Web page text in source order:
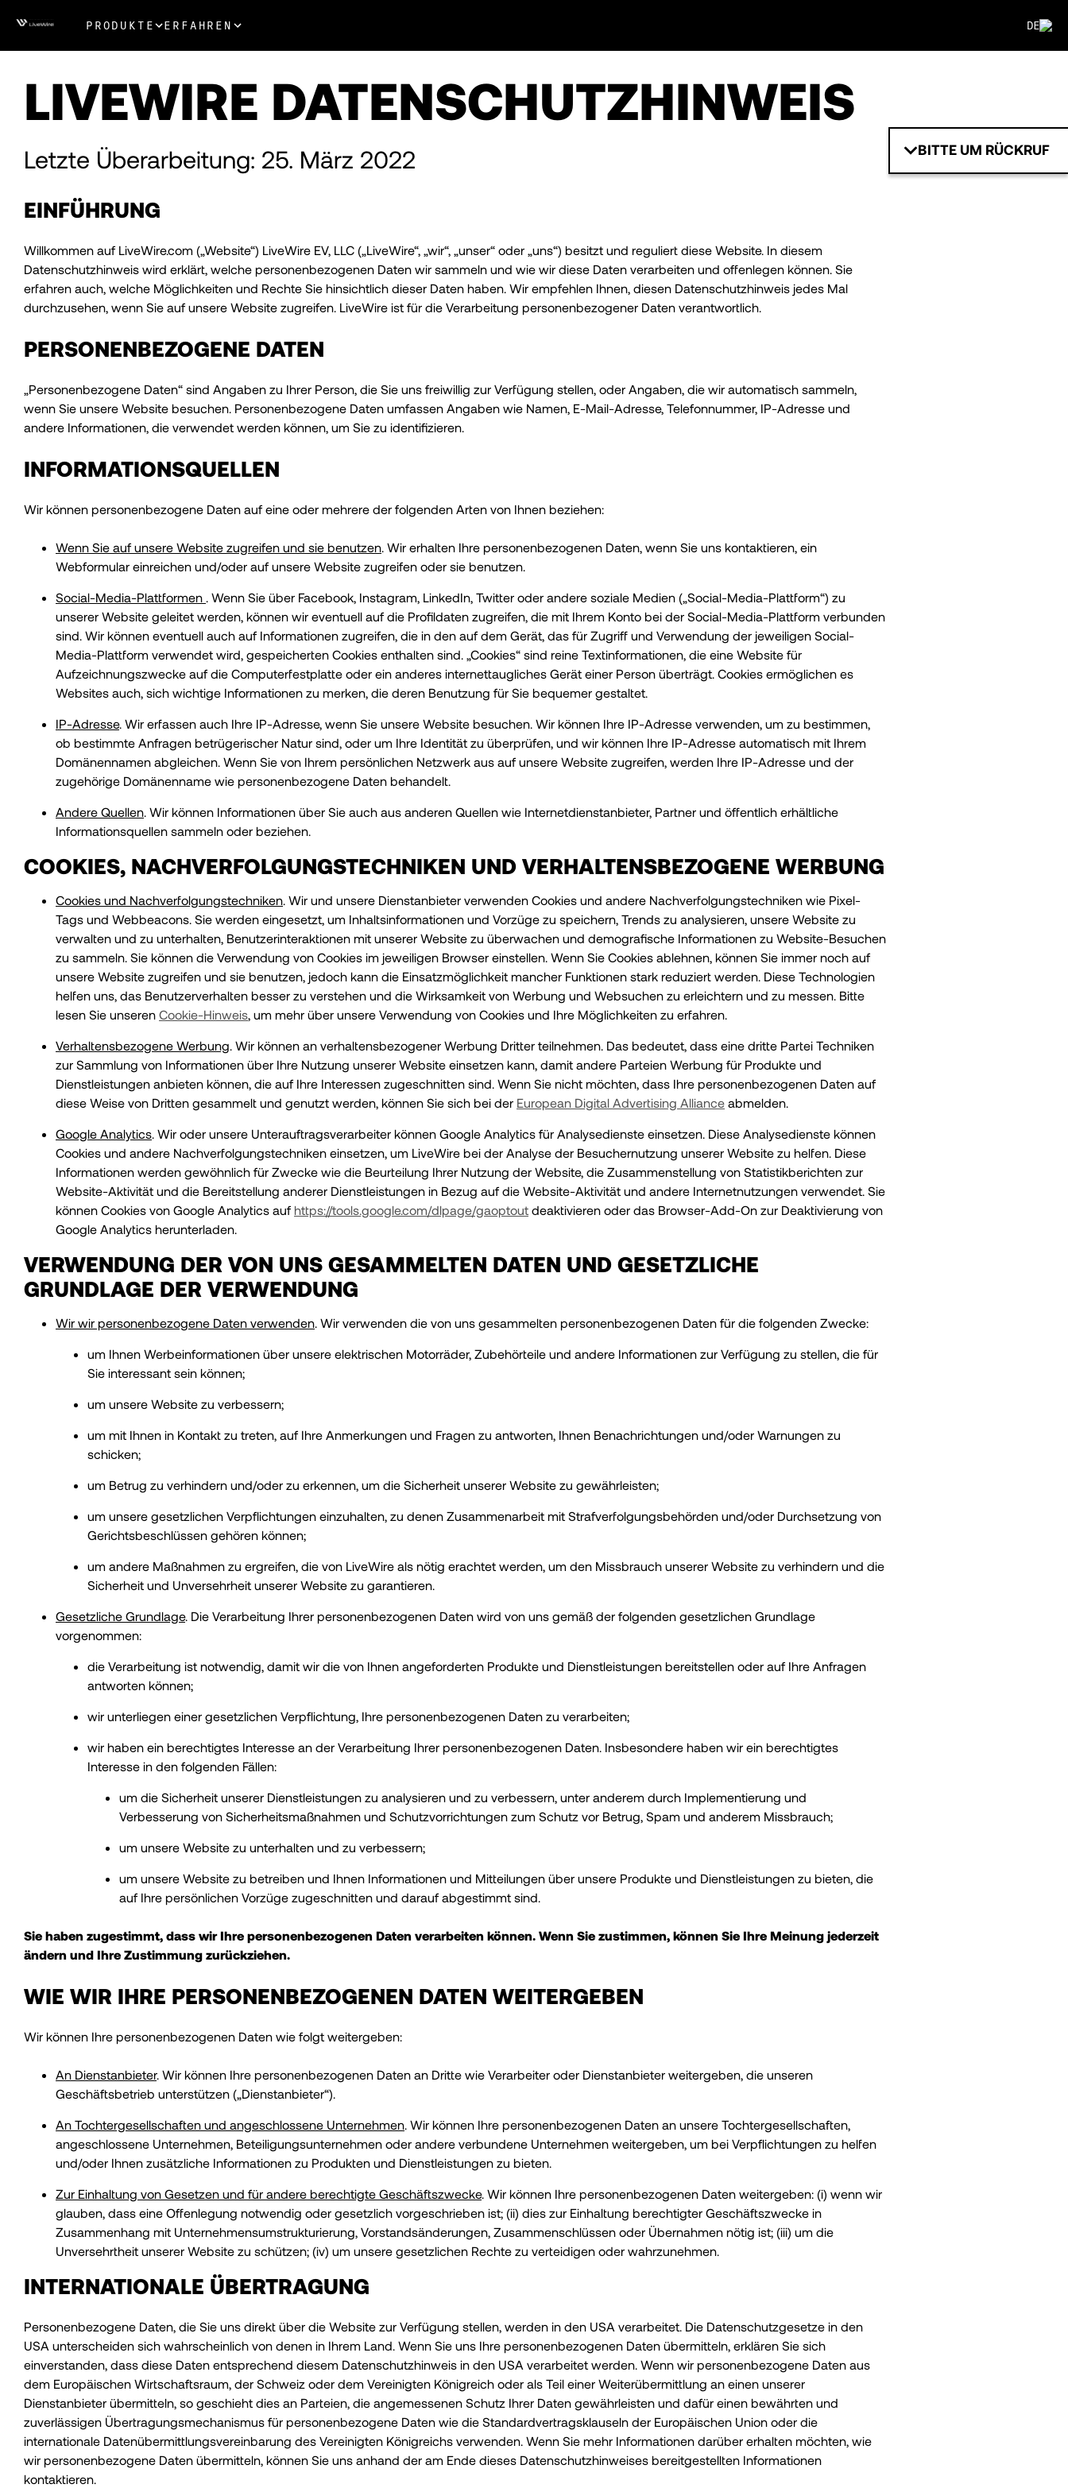
PRODUKTE ERFAHREN DE
BITTE UM RÜCKRUF
LIVEWIRE DATENSCHUTZHINWEIS
Letzte Überarbeitung: 25. März 2022
EINFÜHRUNG
Willkommen auf LiveWire.com („Website“) LiveWire EV, LLC („LiveWire“, „wir“, „unser“ oder „uns“) besitzt und reguliert diese Website. In diesem
Datenschutzhinweis wird erklärt, welche personenbezogenen Daten wir sammeln und wie wir diese Daten verarbeiten und offenlegen können. Sie
erfahren auch, welche Möglichkeiten und Rechte Sie hinsichtlich dieser Daten haben. Wir empfehlen Ihnen, diesen Datenschutzhinweis jedes Mal
durchzusehen, wenn Sie auf unsere Website zugreifen. LiveWire ist für die Verarbeitung personenbezogener Daten verantwortlich.
PERSONENBEZOGENE DATEN
„Personenbezogene Daten“ sind Angaben zu Ihrer Person, die Sie uns freiwillig zur Verfügung stellen, oder Angaben, die wir automatisch sammeln,
wenn Sie unsere Website besuchen. Personenbezogene Daten umfassen Angaben wie Namen, E-Mail-Adresse, Telefonnummer, IP-Adresse und
andere Informationen, die verwendet werden können, um Sie zu identifizieren.
INFORMATIONSQUELLEN
Wir können personenbezogene Daten auf eine oder mehrere der folgenden Arten von Ihnen beziehen:
Wenn Sie auf unsere Website zugreifen und sie benutzen. Wir erhalten Ihre personenbezogenen Daten, wenn Sie uns kontaktieren, ein
Webformular einreichen und/oder auf unsere Website zugreifen oder sie benutzen.
Social-Media-Plattformen . Wenn Sie über Facebook, Instagram, LinkedIn, Twitter oder andere soziale Medien („Social-Media-Plattform“) zu
unserer Website geleitet werden, können wir eventuell auf die Profildaten zugreifen, die mit Ihrem Konto bei der Social-Media-Plattform verbunden
sind. Wir können eventuell auch auf Informationen zugreifen, die in den auf dem Gerät, das für Zugriff und Verwendung der jeweiligen Social-
Media-Plattform verwendet wird, gespeicherten Cookies enthalten sind. „Cookies“ sind reine Textinformationen, die eine Website für
Aufzeichnungszwecke auf die Computerfestplatte oder ein anderes internettaugliches Gerät einer Person überträgt. Cookies ermöglichen es
Websites auch, sich wichtige Informationen zu merken, die deren Benutzung für Sie bequemer gestaltet.
IP-Adresse. Wir erfassen auch Ihre IP-Adresse, wenn Sie unsere Website besuchen. Wir können Ihre IP-Adresse verwenden, um zu bestimmen,
ob bestimmte Anfragen betrügerischer Natur sind, oder um Ihre Identität zu überprüfen, und wir können Ihre IP-Adresse automatisch mit Ihrem
Domänennamen abgleichen. Wenn Sie von Ihrem persönlichen Netzwerk aus auf unsere Website zugreifen, werden Ihre IP-Adresse und der
zugehörige Domänenname wie personenbezogene Daten behandelt.
Andere Quellen. Wir können Informationen über Sie auch aus anderen Quellen wie Internetdienstanbieter, Partner und öffentlich erhältliche
Informationsquellen sammeln oder beziehen.
COOKIES, NACHVERFOLGUNGSTECHNIKEN UND VERHALTENSBEZOGENE WERBUNG
Cookies und Nachverfolgungstechniken. Wir und unsere Dienstanbieter verwenden Cookies und andere Nachverfolgungstechniken wie Pixel-
Tags und Webbeacons. Sie werden eingesetzt, um Inhaltsinformationen und Vorzüge zu speichern, Trends zu analysieren, unsere Website zu
verwalten und zu unterhalten, Benutzerinteraktionen mit unserer Website zu überwachen und demografische Informationen zu Website-Besuchen
zu sammeln. Sie können die Verwendung von Cookies im jeweiligen Browser einstellen. Wenn Sie Cookies ablehnen, können Sie immer noch auf
unsere Website zugreifen und sie benutzen, jedoch kann die Einsatzmöglichkeit mancher Funktionen stark reduziert werden. Diese Technologien
helfen uns, das Benutzerverhalten besser zu verstehen und die Wirksamkeit von Werbung und Websuchen zu erleichtern und zu messen. Bitte
lesen Sie unseren Cookie-Hinweis, um mehr über unsere Verwendung von Cookies und Ihre Möglichkeiten zu erfahren.
Verhaltensbezogene Werbung. Wir können an verhaltensbezogener Werbung Dritter teilnehmen. Das bedeutet, dass eine dritte Partei Techniken
zur Sammlung von Informationen über Ihre Nutzung unserer Website einsetzen kann, damit andere Parteien Werbung für Produkte und
Dienstleistungen anbieten können, die auf Ihre Interessen zugeschnitten sind. Wenn Sie nicht möchten, dass Ihre personenbezogenen Daten auf
diese Weise von Dritten gesammelt und genutzt werden, können Sie sich bei der European Digital Advertising Alliance abmelden.
Google Analytics. Wir oder unsere Unterauftragsverarbeiter können Google Analytics für Analysedienste einsetzen. Diese Analysedienste können
Cookies und andere Nachverfolgungstechniken einsetzen, um LiveWire bei der Analyse der Besuchernutzung unserer Website zu helfen. Diese
Informationen werden gewöhnlich für Zwecke wie die Beurteilung Ihrer Nutzung der Website, die Zusammenstellung von Statistikberichten zur
Website-Aktivität und die Bereitstellung anderer Dienstleistungen in Bezug auf die Website-Aktivität und andere Internetnutzungen verwendet. Sie
können Cookies von Google Analytics auf https://tools.google.com/dlpage/gaoptout deaktivieren oder das Browser-Add-On zur Deaktivierung von
Google Analytics herunterladen.
VERWENDUNG DER VON UNS GESAMMELTEN DATEN UND GESETZLICHE
GRUNDLAGE DER VERWENDUNG
Wir wir personenbezogene Daten verwenden. Wir verwenden die von uns gesammelten personenbezogenen Daten für die folgenden Zwecke:
um Ihnen Werbeinformationen über unsere elektrischen Motorräder, Zubehörteile und andere Informationen zur Verfügung zu stellen, die für
Sie interessant sein können;
um unsere Website zu verbessern;
um mit Ihnen in Kontakt zu treten, auf Ihre Anmerkungen und Fragen zu antworten, Ihnen Benachrichtungen und/oder Warnungen zu
schicken;
um Betrug zu verhindern und/oder zu erkennen, um die Sicherheit unserer Website zu gewährleisten;
um unsere gesetzlichen Verpflichtungen einzuhalten, zu denen Zusammenarbeit mit Strafverfolgungsbehörden und/oder Durchsetzung von
Gerichtsbeschlüssen gehören können;
um andere Maßnahmen zu ergreifen, die von LiveWire als nötig erachtet werden, um den Missbrauch unserer Website zu verhindern und die
Sicherheit und Unversehrheit unserer Website zu garantieren.
Gesetzliche Grundlage. Die Verarbeitung Ihrer personenbezogenen Daten wird von uns gemäß der folgenden gesetzlichen Grundlage
vorgenommen:
die Verarbeitung ist notwendig, damit wir die von Ihnen angeforderten Produkte und Dienstleistungen bereitstellen oder auf Ihre Anfragen
antworten können;
wir unterliegen einer gesetzlichen Verpflichtung, Ihre personenbezogenen Daten zu verarbeiten;
wir haben ein berechtigtes Interesse an der Verarbeitung Ihrer personenbezogenen Daten. Insbesondere haben wir ein berechtigtes
Interesse in den folgenden Fällen:
um die Sicherheit unserer Dienstleistungen zu analysieren und zu verbessern, unter anderem durch Implementierung und
Verbesserung von Sicherheitsmaßnahmen und Schutzvorrichtungen zum Schutz vor Betrug, Spam und anderem Missbrauch;
um unsere Website zu unterhalten und zu verbessern;
um unsere Website zu betreiben und Ihnen Informationen und Mitteilungen über unsere Produkte und Dienstleistungen zu bieten, die
auf Ihre persönlichen Vorzüge zugeschnitten und darauf abgestimmt sind.
Sie haben zugestimmt, dass wir Ihre personenbezogenen Daten verarbeiten können. Wenn Sie zustimmen, können Sie Ihre Meinung jederzeit
ändern und Ihre Zustimmung zurückziehen.
WIE WIR IHRE PERSONENBEZOGENEN DATEN WEITERGEBEN
Wir können Ihre personenbezogenen Daten wie folgt weitergeben:
An Dienstanbieter. Wir können Ihre personenbezogenen Daten an Dritte wie Verarbeiter oder Dienstanbieter weitergeben, die unseren
Geschäftsbetrieb unterstützen („Dienstanbieter“).
An Tochtergesellschaften und angeschlossene Unternehmen. Wir können Ihre personenbezogenen Daten an unsere Tochtergesellschaften,
angeschlossene Unternehmen, Beteiligungsunternehmen oder andere verbundene Unternehmen weitergeben, um bei Verpflichtungen zu helfen
und/oder Ihnen zusätzliche Informationen zu Produkten und Dienstleistungen zu bieten.
Zur Einhaltung von Gesetzen und für andere berechtigte Geschäftszwecke. Wir können Ihre personenbezogenen Daten weitergeben: (i) wenn wir
glauben, dass eine Offenlegung notwendig oder gesetzlich vorgeschrieben ist; (ii) dies zur Einhaltung berechtigter Geschäftszwecke in
Zusammenhang mit Unternehmensumstrukturierung, Vorstandsänderungen, Zusammenschlüssen oder Übernahmen nötig ist; (iii) um die
Unversehrtheit unserer Website zu schützen; (iv) um unsere gesetzlichen Rechte zu verteidigen oder wahrzunehmen.
INTERNATIONALE ÜBERTRAGUNG
Personenbezogene Daten, die Sie uns direkt über die Website zur Verfügung stellen, werden in den USA verarbeitet. Die Datenschutzgesetze in den
USA unterscheiden sich wahrscheinlich von denen in Ihrem Land. Wenn Sie uns Ihre personenbezogenen Daten übermitteln, erklären Sie sich
einverstanden, dass diese Daten entsprechend diesem Datenschutzhinweis in den USA verarbeitet werden. Wenn wir personenbezogene Daten aus
dem Europäischen Wirtschaftsraum, der Schweiz oder dem Vereinigten Königreich oder als Teil einer Weiterübermittlung an einen unserer
Dienstanbieter übermitteln, so geschieht dies an Parteien, die angemessenen Schutz Ihrer Daten gewährleisten und dafür einen bewährten und
zuverlässigen Übertragungsmechanismus für personenbezogene Daten wie die Standardvertragsklauseln der Europäischen Union oder die
internationale Datenübermittlungsvereinbarung des Vereinigten Königreichs verwenden. Wenn Sie mehr Informationen darüber erhalten möchten, wie
wir personenbezogene Daten übermitteln, können Sie uns anhand der am Ende dieses Datenschutzhinweises bereitgestellten Informationen
kontaktieren.